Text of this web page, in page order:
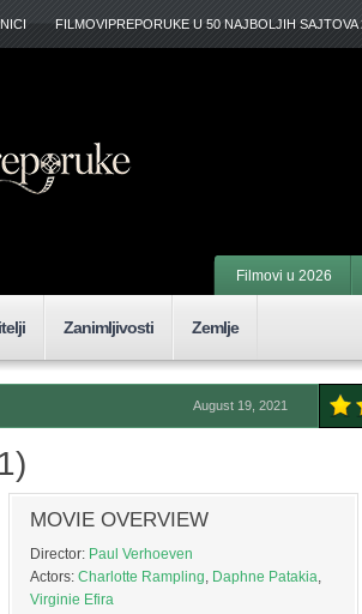
FILMOVIPREPORUKE U 50 NAJBOLJIH SAJTOVA
Filmovi u 2026
Zanimljivosti Zemlje
August 19, 2021
MOVIE OVERVIEW
Director: Paul Verhoeven
Actors: Charlotte Rampling Daphne Patakia
Virginie Efira